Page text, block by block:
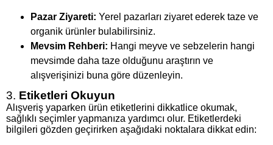
Pazar Ziyareti: Yerel pazarları ziyaret ederek taze ve
organik ürünler bulabilirsiniz.
Mevsim Rehberi: Hangi meyve ve sebzelerin hangi
mevsimde daha taze olduğunu araştırın ve
alışverişinizi buna göre düzenleyin.
3. Etiketleri Okuyun
Alışveriş yaparken ürün etiketlerini dikkatlice okumak,
sağlıklı seçimler yapmanıza yardımcı olur. Etiketlerdeki
bilgileri gözden geçirirken aşağıdaki noktalara dikkat edin: